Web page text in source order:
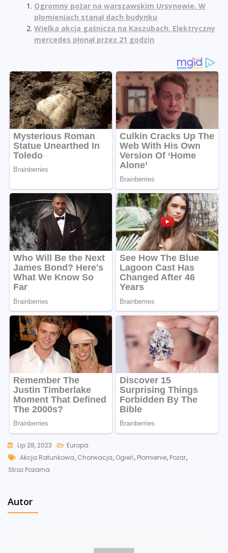
Ogromny pożar na warszawskim Ursynowie. W
płomieniach stanął dach budynku
Wielka akcja gaśnicza na Kaszubach. Elektryczny
mercedes płonął przez 21 godzin
Lip 28, 2023
Europa
Tags
Akcja Ratunkowa, Chorwacja, Ogień, Płomienie, Pożar,
Straż Pożarna
Autor